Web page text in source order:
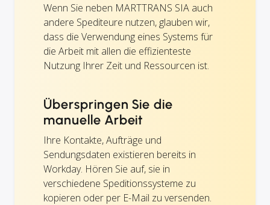
Wenn Sie neben MARTTRANS SIA auch
andere Spediteure nutzen, glauben wir,
dass die Verwendung eines Systems für
die Arbeit mit allen die effizienteste
Nutzung Ihrer Zeit und Ressourcen ist.
Überspringen Sie die
manuelle Arbeit
Ihre Kontakte, Aufträge und
Sendungsdaten existieren bereits in
Workday. Hören Sie auf, sie in
verschiedene Speditionssysteme zu
kopieren oder per E-Mail zu versenden.